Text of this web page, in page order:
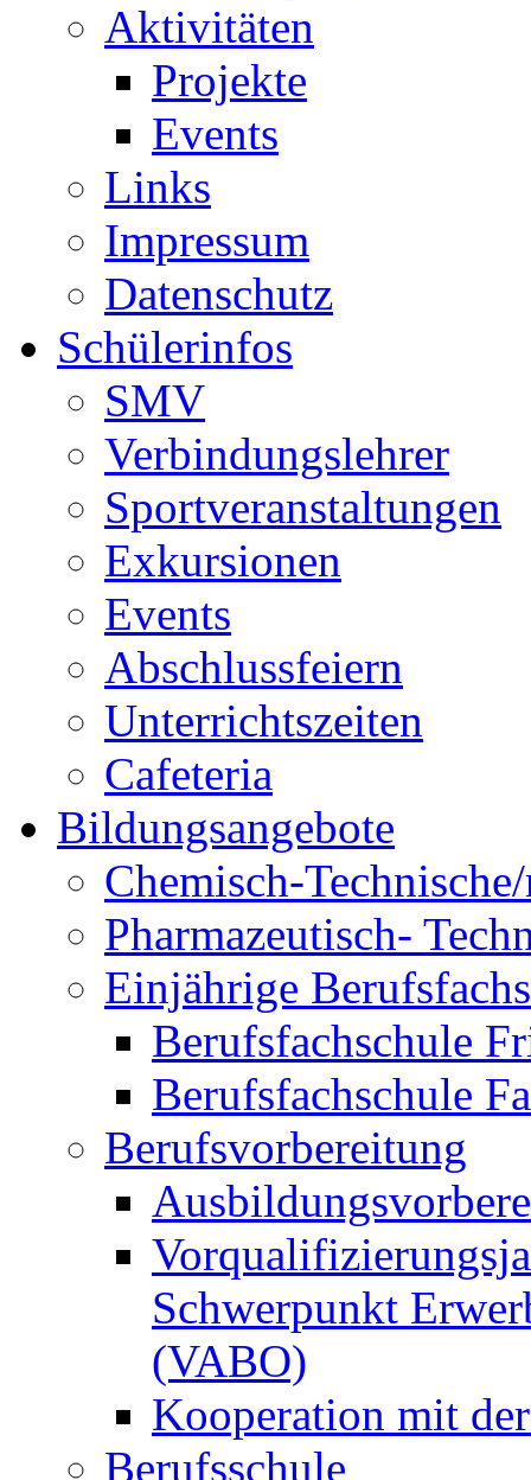
Aktivitäten
Projekte
Events
Links
Impressum
Datenschutz
Schülerinfos
SMV
Verbindungslehrer
Sportveranstaltungen
Exkursionen
Events
Abschlussfeiern
Unterrichtszeiten
Cafeteria
Bildungsangebote
Chemisch-
Pharmazeutisch-
Einjährige
Berufsfachschule
Berufsfachschule
Berufsvorbereitung
Schwerpunkt
(VABO)
Kooperation mit
Berufsschule